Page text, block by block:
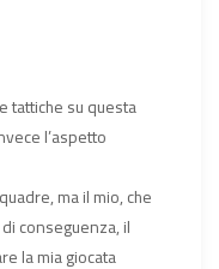
tattiche su questa
l’aspetto
ma il mio, che
conseguenza, il
la mia giocata